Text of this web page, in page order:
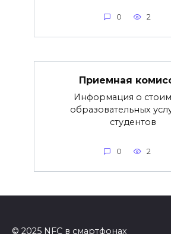
0 2
Приемная
Информация о
образовательных
студентов
0 2
© 2025 NFC в смартфонах